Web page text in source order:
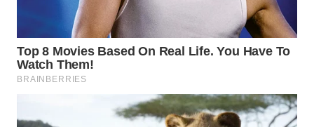
WN DELI
SERDANG
TEBING